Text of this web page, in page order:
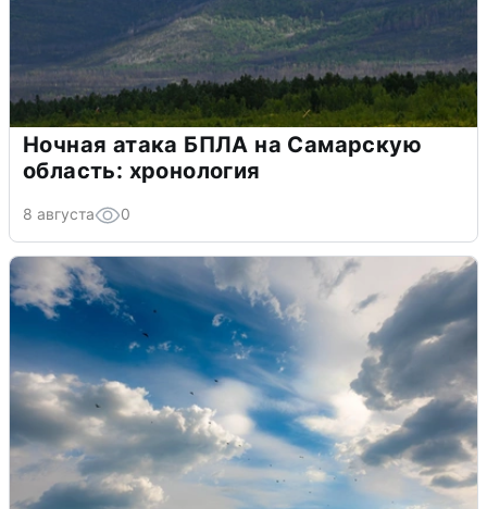
Ночная атака БПЛА на Самарскую
область: хронология
8 августа 0